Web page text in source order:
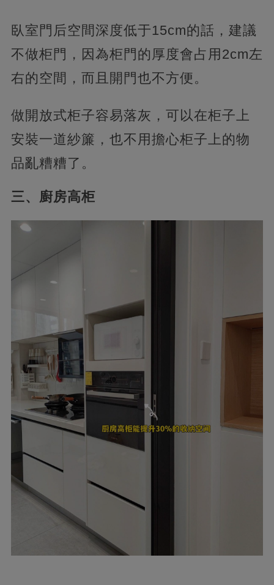
臥室門后空間深度低于15cm的話，建議
不做柜門，因為柜門的厚度會占用2cm左
右的空間，而且開門也不方便。
做開放式柜子容易落灰，可以在柜子上
安裝一道紗簾，也不用擔心柜子上的物
品亂糟糟了。
三、廚房高柜